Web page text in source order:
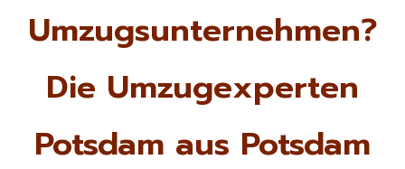
Umzugsunternehmen?
Die Umzugexperten
Potsdam aus Potsdam